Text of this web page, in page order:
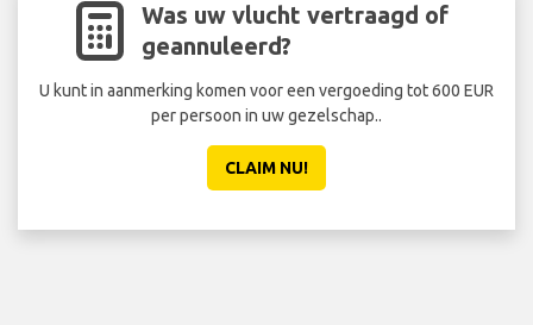
Was uw vlucht vertraagd of
geannuleerd?
U kunt in aanmerking komen voor een vergoeding tot 600 EUR
per persoon in uw gezelschap..
CLAIM NU!